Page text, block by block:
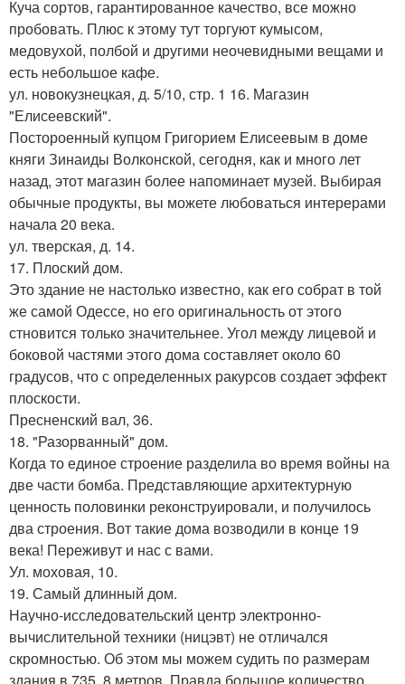
Куча сортов, гарантированное качество, все можно
пробовать. Плюс к этому тут торгуют кумысом,
медовухой, полбой и другими неочевидными вещами и
есть небольшое кафе.
ул. новокузнецкая, д. 5/10, стр. 1 16. Магазин
"Елисеевский".
Постороенный купцом Григорием Елисеевым в доме
княги Зинаиды Волконской, сегодня, как и много лет
назад, этот магазин более напоминает музей. Выбирая
обычные продукты, вы можете любоваться интерерами
начала 20 века.
ул. тверская, д. 14.
17. Плоский дом.
Это здание не настолько известно, как его собрат в той
же самой Одессе, но его оригинальность от этого
стновится только значительнее. Угол между лицевой и
боковой частями этого дома составляет около 60
градусов, что с определенных ракурсов создает эффект
плоскости.
Пресненский вал, 36.
18. "Разорванный" дом.
Когда то единое строение разделила во время войны на
две части бомба. Представляющие архитектурную
ценность половинки реконструировали, и получилось
два строения. Вот такие дома возводили в конце 19
века! Переживут и нас с вами.
Ул. моховая, 10.
19. Самый длинный дом.
Научно-исследовательский центр электронно-
вычислительной техники (ницэвт) не отличался
скромностью. Об этом мы можем судить по размерам